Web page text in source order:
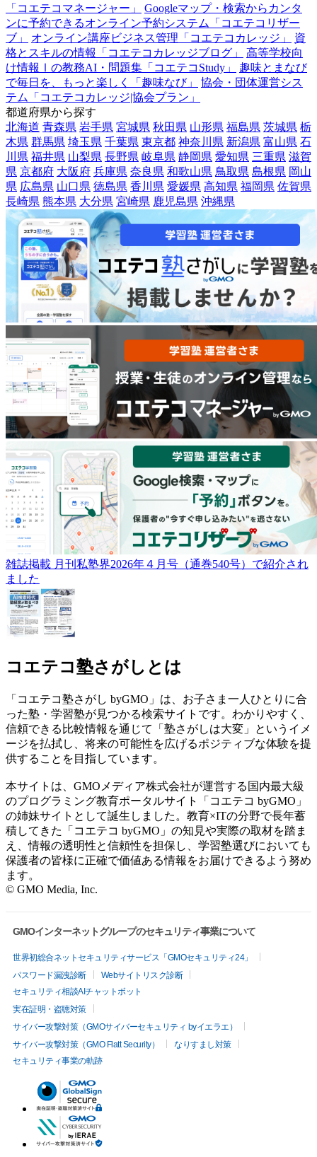
「コエテコマネージャー」
Googleマップ・検索からカンタ
ンに予約できるオンライン予約システム「コエテコリザー
ブ」
オンライン講座ビジネス管理「コエテコカレッジ」
資
格とスキルの情報「コエテコカレッジブログ」
高等学校向
け情報Ⅰの教務AI・問題集「コエテコStudy」
趣味とまなび
で毎日を、もっと楽しく「趣味なび」
協会・団体運営シス
テム「コエテコカレッジ|協会プラン」
都道府県から探す
北海道 青森県 岩手県 宮城県 秋田県 山形県 福島県 茨城県 栃
木県 群馬県 埼玉県 千葉県 東京都 神奈川県 新潟県 富山県 石
川県 福井県 山梨県 長野県 岐阜県 静岡県 愛知県 三重県 滋賀
県 京都府 大阪府 兵庫県 奈良県 和歌山県 鳥取県 島根県 岡山
県 広島県 山口県 徳島県 香川県 愛媛県 高知県 福岡県 佐賀県
長崎県 熊本県 大分県 宮崎県 鹿児島県 沖縄県
雑誌掲載 月刊私塾界2026年４月号（通巻540号）で紹介され
ました
コエテコ塾さがしとは
「コエテコ塾さがし byGMO」は、お子さま一人ひとりに合
った塾・学習塾が見つかる検索サイトです。わかりやすく、
信頼できる比較情報を通じて「塾さがしは大変」というイメ
ージを払拭し、将来の可能性を広げるポジティブな体験を提
供することを目指しています。
本サイトは、GMOメディア株式会社が運営する国内最大級
のプログラミング教育ポータルサイト「コエテコ byGMO」
の姉妹サイトとして誕生しました。教育×ITの分野で長年蓄
積してきた「コエテコ byGMO」の知見や実際の取材を踏ま
え、情報の透明性と信頼性を担保し、学習塾選びにおいても
保護者の皆様に正確で価値ある情報をお届けできるよう努め
ます。
© GMO Media, Inc.
GMOインターネットグループのセキュリティ事業について
世界初総合ネットセキュリティサービス「GMOセキュリティ24」
パスワード漏洩診断
Webサイトリスク診断
セキュリティ相談AIチャットボット
実在証明・盗聴対策
サイバー攻撃対策（GMOサイバーセキュリティ byイエラエ）
サイバー攻撃対策（GMO Flatt Security）
なりすまし対策
セキュリティ事業の軌跡